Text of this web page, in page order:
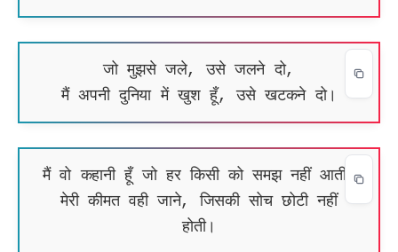
जो मुझसे जले, उसे जलने दो,
मैं अपनी दुनिया में खुश हूँ, उसे खटकने दो।
मैं वो कहानी हूँ जो हर किसी को समझ नहीं आती,
मेरी कीमत वही जाने, जिसकी सोच छोटी नहीं
होती।